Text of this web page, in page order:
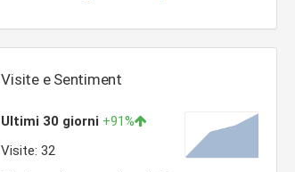
Visite e Sentiment